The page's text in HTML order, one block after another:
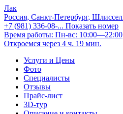
Лак
Россия, Санкт-Петербург,
+7 (981) 336-08-... Показать номер
Время работы: Пн-вс: 10:00—22:00
Откроемся через 4 ч. 19 мин.
Услуги и Цены
Фото
Специалисты
Отзывы
Прайс-лист
3D-тур